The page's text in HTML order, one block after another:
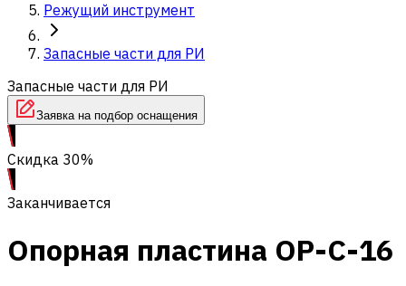
Режущий инструмент
Запасные части для РИ
Запасные части для РИ
Заявка на подбор оснащения
Скидка 30%
Заканчивается
Опорная пластина OP-C-16